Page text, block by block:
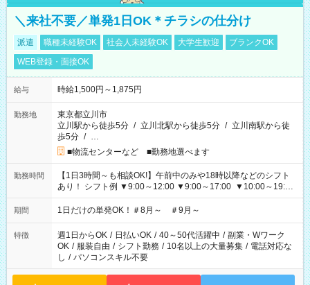
＼来社不要／単発1日OK＊チラシの仕分け
派遣 職種未経験OK 社会人未経験OK 大学生歓迎
ブランクOK
WEB登録・面接OK
給与 時給1,500円～1,875円
勤務地
東京都立川市
立川駅から徒歩5分 / 立川北駅から徒歩5分 / 立川南駅から徒
歩5分 / …
■物流センターなど ■勤務地選べます
勤務時間
【1日3時間～も相談OK!】午前中のみや18時以降などのシフト
あり！ シフト例 ▼9:00～12:00 ▼9:00～17:00 ▼10:00～19:00
▼18:00～21:00
期間 1日だけの単発OK！＃8月～ ＃9月～
特徴 週1日からOK / 日払いOK / 40～50代活躍中 / 副業・Wワーク
OK / 服装自由 / シフト勤務 / 10名以上の大量募集 / 電話対応な
し / パソコンスキル不要